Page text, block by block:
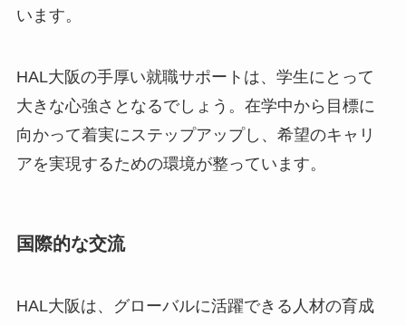
います。
HAL大阪の手厚い就職サポートは、学生にとって
大きな心強さとなるでしょう。在学中から目標に
向かって着実にステップアップし、希望のキャリ
アを実現するための環境が整っています。
国際的な交流
HAL大阪は、グローバルに活躍できる人材の育成